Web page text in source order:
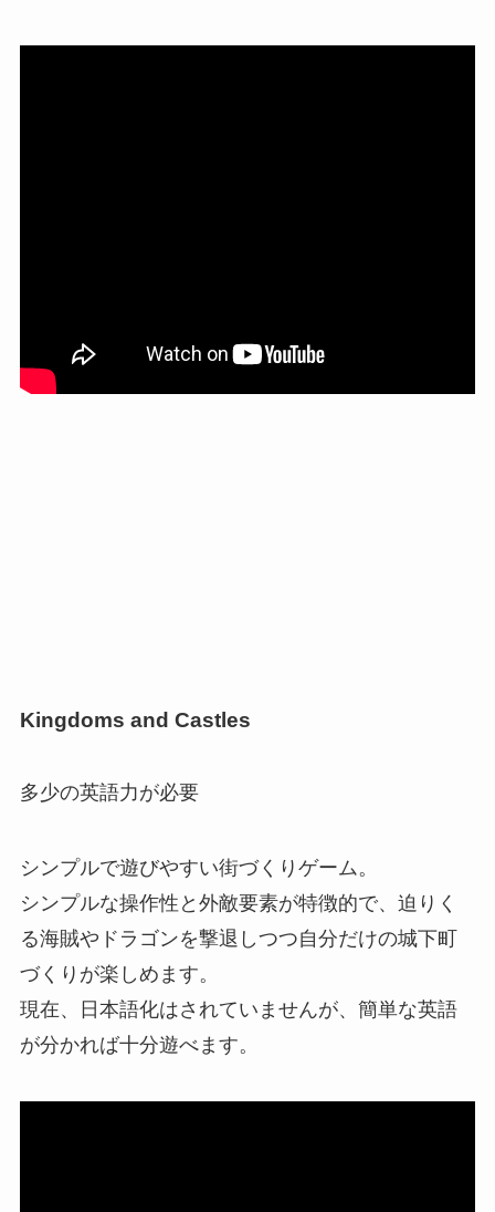
Kingdoms and Castles
多少の英語力が必要
シンプルで遊びやすい街づくりゲーム。
シンプルな操作性と外敵要素が特徴的で、迫りく
る海賊やドラゴンを撃退しつつ自分だけの城下町
づくりが楽しめます。
現在、日本語化はされていませんが、簡単な英語
が分かれば十分遊べます。